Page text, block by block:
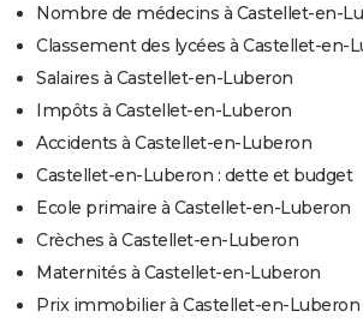
Nombre de médecins à Castellet-en-
Classement des lycées à Castellet-en-
Salaires à Castellet-en-Luberon
Impôts à Castellet-en-Luberon
Accidents à Castellet-en-Luberon
Castellet-en-Luberon : dette et budget
Ecole primaire à Castellet-en-Luberon
Crèches à Castellet-en-Luberon
Maternités à Castellet-en-Luberon
Prix immobilier à Castellet-en-Luberon